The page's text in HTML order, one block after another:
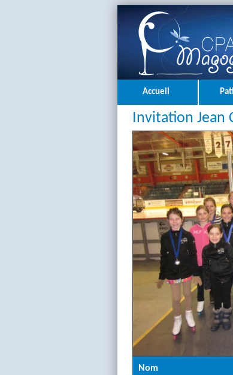
Accueil
Invitation Jean
Nom